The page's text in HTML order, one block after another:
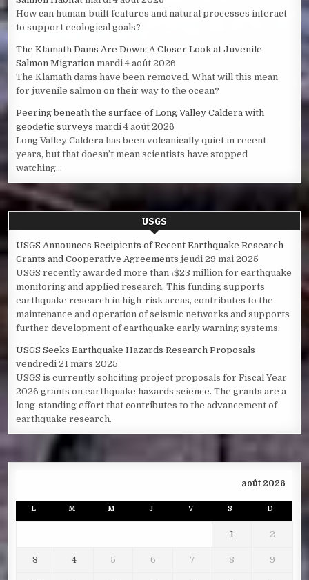
How can human-built features and natural processes interact
to support ecological goals?
The Klamath Dams Are Down: A Closer Look at Juvenile
Salmon Migration mardi 4 août 2026
The Klamath dams have been removed. What will this mean
for juvenile salmon on their way to the ocean?
Peering beneath the surface of Long Valley Caldera with
geodetic surveys mardi 4 août 2026
Long Valley Caldera has been volcanically quiet in recent
years, but that doesn’t mean scientists have stopped
watching...
USGS
USGS Announces Recipients of Recent Earthquake Research
Grants and Cooperative Agreements jeudi 29 mai 2025
USGS recently awarded more than \$23 million for earthquake
monitoring and applied research. This funding supports
earthquake research in high-risk areas, contributes to the
maintenance and operation of seismic networks and supports
further development of earthquake early warning systems.
USGS Seeks Earthquake Hazards Research Proposals
vendredi 21 mars 2025
USGS is currently soliciting project proposals for Fiscal Year
2026 grants on earthquake hazards science. The grants are a
long-standing effort that contributes to the advancement of
earthquake research.
août 2026
L M M J V S D
1 2
3 4 5 6 7 8 9